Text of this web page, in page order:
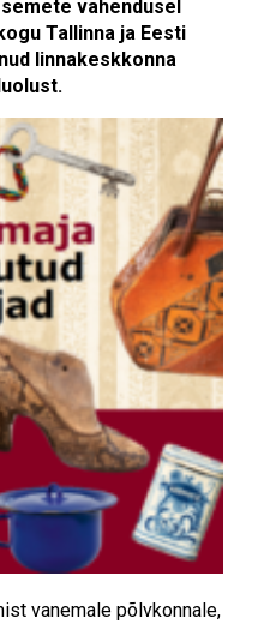
vahendusel
Tallinna ja Eesti
linnakeskkonna
vanemale põlvkonnale,